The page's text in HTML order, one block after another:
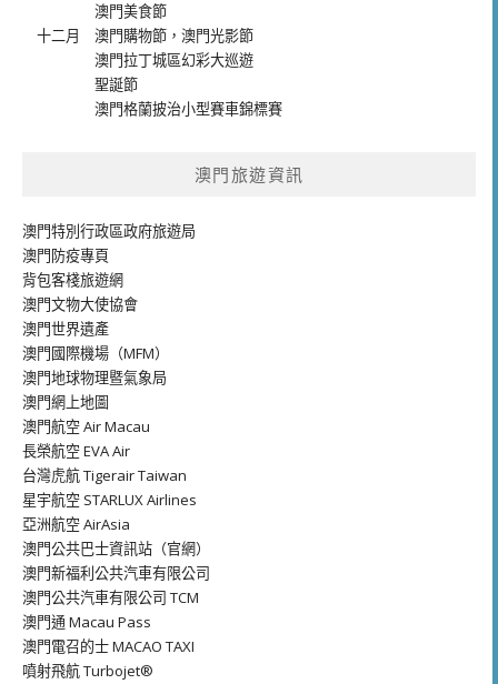
澳門美食節
十二月 澳門購物節 ， 澳門光影節
澳門拉丁城區幻彩大巡遊
聖誕節
澳門格蘭披治小型賽車錦標賽
澳門旅遊資訊
澳門特別行政區政府旅遊局
澳門防疫專頁
背包客棧旅遊網
澳門文物大使協會
澳門世界遺產
澳門國際機場（MFM）
澳門地球物理暨氣象局
澳門網上地圖
澳門航空 Air Macau
長榮航空 EVA Air
台灣虎航 Tigerair Taiwan
星宇航空 STARLUX Airlines
亞洲航空 AirAsia
澳門公共巴士資訊站（官網）
澳門新福利公共汽車有限公司
澳門公共汽車有限公司 TCM
澳門通 Macau Pass
澳門電召的士 MACAO TAXI
噴射飛航 Turbojet®